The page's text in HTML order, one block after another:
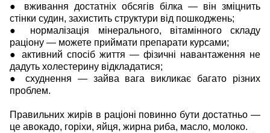
● вживання достатніх обсягів білка — він зміцнить
стінки судин, захистить структури від пошкоджень;
● нормалізація мінерального, вітамінного складу
раціону — можете приймати препарати курсами;
● активний спосіб життя — фізичні навантаження не
дадуть холестерину відкладатися;
● схуднення — зайва вага викликає багато різних
проблем.
Правильних жирів в раціоні повинно бути достатньо —
це авокадо, горіхи, яйця, жирна риба, масло, молоко.